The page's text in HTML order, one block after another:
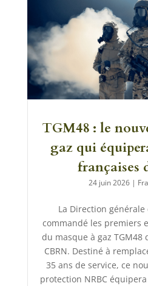
TGM48 : le
gaz qui
françaises
24 juin 2026|
La Direction générale
commandé les premiers
du masque à gaz TGM48
CBRN. Destiné à
35 ans de service, ce
protection NRBC